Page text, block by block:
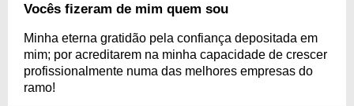
Vocês fizeram de mim quem sou
Minha eterna gratidão pela confiança depositada em
mim; por acreditarem na minha capacidade de crescer
profissionalmente numa das melhores empresas do
ramo!